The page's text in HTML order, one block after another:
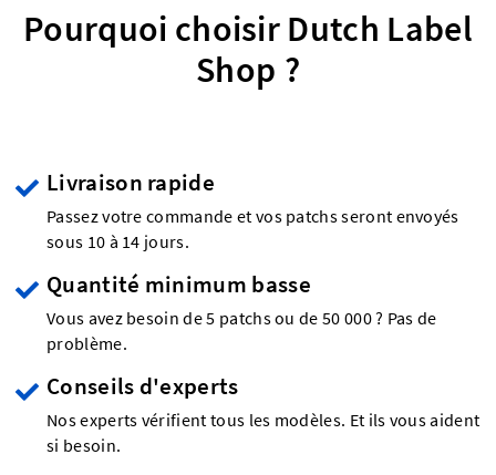
Pourquoi choisir Dutch Label
Shop ?
Livraison rapide
Passez votre commande et vos patchs seront envoyés
sous 10 à 14 jours.
Quantité minimum basse
Vous avez besoin de 5 patchs ou de 50 000 ? Pas de
problème.
Conseils d'experts
Nos experts vérifient tous les modèles. Et ils vous aident
si besoin.